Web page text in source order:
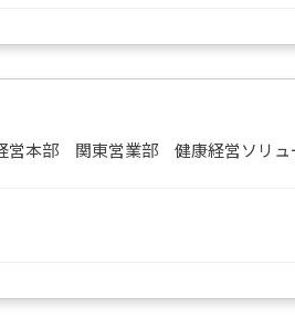
営本部 関東営業部 健康経営ソリュ